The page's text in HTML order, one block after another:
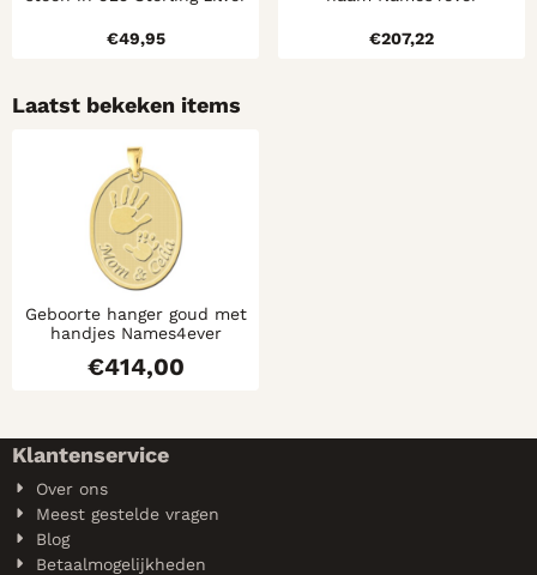
Prijs: 49,95
€49,95 Prijs: 207,22
€207,22
Laatst bekeken items
Geboorte hanger goud met
handjes Names4ever
€414,00
Klantenservice
Over ons
Meest gestelde vragen
Blog
Betaalmogelijkheden